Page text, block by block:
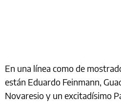
En una línea como de
están Eduardo Feinmann,
Novaresio y un excitadísimo